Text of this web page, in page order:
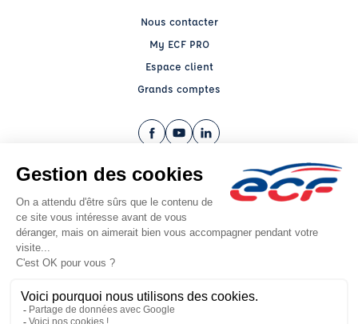
Nous contacter
My ECF PRO
Espace client
Grands comptes
Facebook (nouvelle fenêtre)
YouTube (nouvelle fenêtre)
LinkedIn (nouvelle fenêtre)
CGV
Mentions légales
© 2026 École de Conduite Française. Tous droits réservés